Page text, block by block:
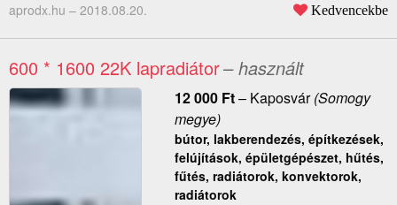
aprodx.hu – 2018.08.20. Kedvencekbe
600 * 1600 22K lapradiátor– használt
12 000 Ft– Kaposvár(Somogy
megye)
bútor, lakberendezés, építkezések,
felújítások, épületgépészet, hűtés,
fűtés, radiátorok, konvektorok,
radiátorok